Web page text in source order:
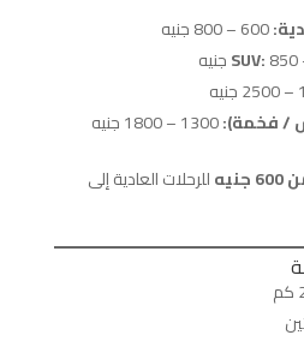
جنيه
للرحلات العادية إلى